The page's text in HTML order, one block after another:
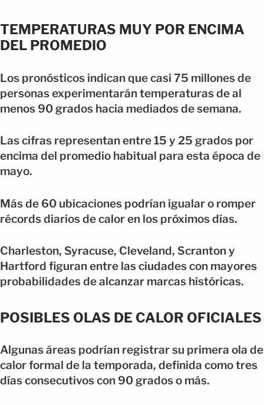
TEMPERATURAS MUY POR ENCIMA
DEL PROMEDIO
Los pronósticos indican que casi 75 millones de
personas experimentarán temperaturas de al
menos 90 grados hacia mediados de semana.
Las cifras representan entre 15 y 25 grados por
encima del promedio habitual para esta época de
mayo.
Más de 60 ubicaciones podrían igualar o romper
récords diarios de calor en los próximos días.
Charleston, Syracuse, Cleveland, Scranton y
Hartford figuran entre las ciudades con mayores
probabilidades de alcanzar marcas históricas.
POSIBLES OLAS DE CALOR OFICIALES
Algunas áreas podrían registrar su primera ola de
calor formal de la temporada, definida como tres
días consecutivos con 90 grados o más.